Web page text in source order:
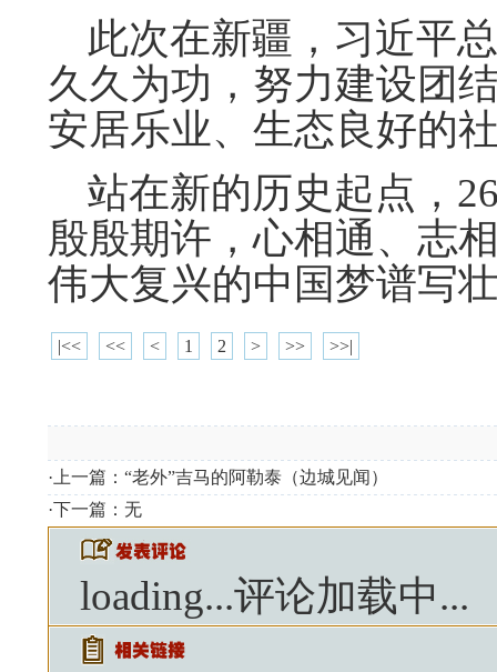
此次在新疆，习近平
久久为功，努力建设团
安居乐业、生态良好的
站在新的历史起点，
殷殷期许，心相通、志
伟大复兴的中国梦谱写
|<< << < 1 2 > >> >>|
·上一篇： “老外”吉马的阿勒泰（边城见闻）
·下一篇：无
loading...评论加载中...